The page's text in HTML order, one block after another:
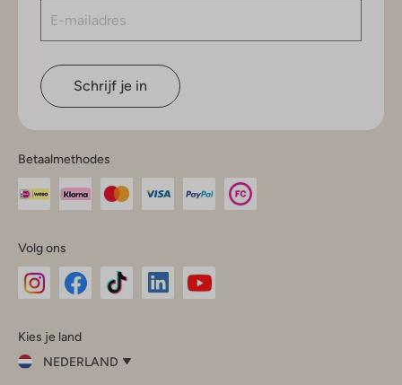
Schrijf je in
Betaalmethodes
Volg ons
InstagramFacebook
Kies je land
NEDERLAND